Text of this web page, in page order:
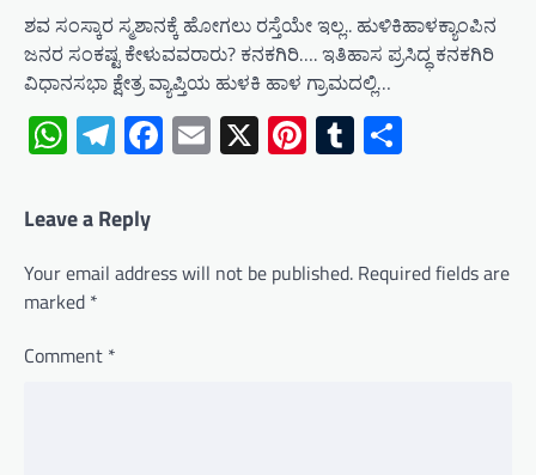
ಶವ ಸಂಸ್ಕಾರ ಸ್ಮಶಾನಕ್ಕೆ ಹೋಗಲು ರಸ್ತೆಯೇ ಇಲ್ಲ.. ಹುಳಿಕಿಹಾಳಕ್ಯಾಂಪಿನ
ಜನರ ಸಂಕಷ್ಟ ಕೇಳುವವರಾರು? ಕನಕಗಿರಿ…. ಇತಿಹಾಸ ಪ್ರಸಿದ್ಧ ಕನಕಗಿರಿ
ವಿಧಾನಸಭಾ ಕ್ಷೇತ್ರ ವ್ಯಾಪ್ತಿಯ ಹುಳಕಿ ಹಾಳ ಗ್ರಾಮದಲ್ಲಿ…
WhatsApp
Telegram
Facebook
Email
X Pinterest
Tumblr
Leave a Reply
Your email address will not be published. Required fields are
marked *
Comment *